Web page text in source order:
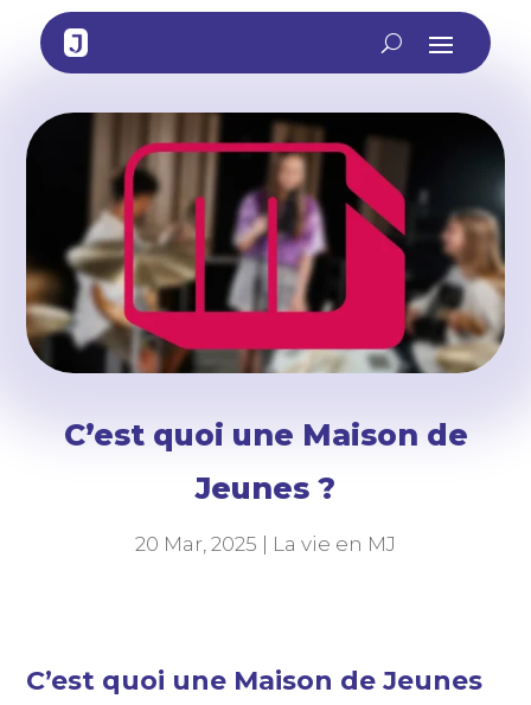
C’est quoi une Maison de
Jeunes ?
20 Mar, 2025 La vie en MJ
C’est quoi une Maison de Jeunes